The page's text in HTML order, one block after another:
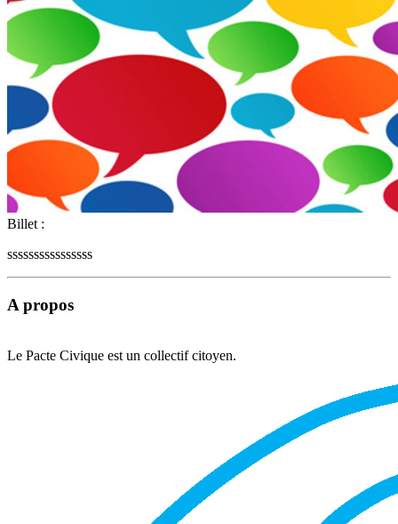
Billet :
ssssssssssssssss
A propos
Le Pacte Civique est un collectif citoyen.